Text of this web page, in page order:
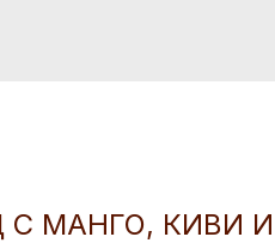
МАНГО, КИВИ